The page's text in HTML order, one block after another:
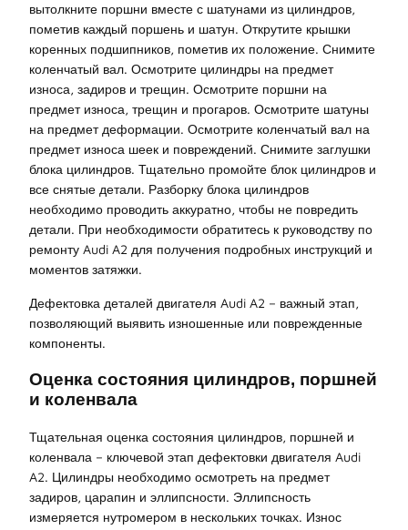
вытолкните поршни вместе с шатунами из цилиндров,
пометив каждый поршень и шатун. Открутите крышки
коренных подшипников, пометив их положение. Снимите
коленчатый вал. Осмотрите цилиндры на предмет
износа, задиров и трещин. Осмотрите поршни на
предмет износа, трещин и прогаров. Осмотрите шатуны
на предмет деформации. Осмотрите коленчатый вал на
предмет износа шеек и повреждений. Снимите заглушки
блока цилиндров. Тщательно промойте блок цилиндров и
все снятые детали. Разборку блока цилиндров
необходимо проводить аккуратно, чтобы не повредить
детали. При необходимости обратитесь к руководству по
ремонту Audi A2 для получения подробных инструкций и
моментов затяжки.
Дефектовка деталей двигателя Audi A2 – важный этап,
позволяющий выявить изношенные или поврежденные
компоненты.
Оценка состояния цилиндров, поршней
и коленвала
Тщательная оценка состояния цилиндров, поршней и
коленвала – ключевой этап дефектовки двигателя Audi
A2. Цилиндры необходимо осмотреть на предмет
задиров, царапин и эллипсности. Эллипсность
измеряется нутромером в нескольких точках. Износ